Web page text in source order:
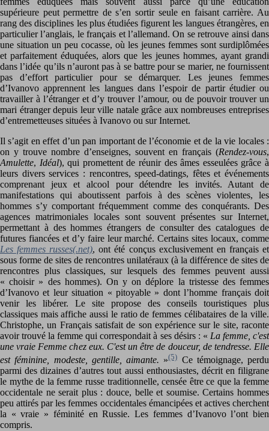
supérieure peut permettre de s’en sortir seule en faisant carrière. Au
rang des disciplines les plus étudiées figurent les langues étrangères, en
particulier l’anglais, le français et l’allemand. On se retrouve ainsi dans
une situation un peu cocasse, où les jeunes femmes sont surdiplômées
et parfaitement éduquées, alors que les jeunes hommes, ayant grandi
dans l’idée qu’ils n’auront pas à se battre pour se marier, ne fournissent
pas d’effort particulier pour se démarquer. Les jeunes femmes
d’Ivanovo apprennent les langues dans l’espoir de partir étudier ou
travailler à l’étranger et d’y trouver l’amour, ou de pouvoir trouver un
mari étranger depuis leur ville natale grâce aux nombreuses entreprises
d’entremetteuses situées à Ivanovo ou sur Internet.
Il s’agit en effet d’un pan important de l’économie et de la vie locales :
on y trouve nombre d’enseignes, souvent en français (Rendez-vous,
Amulette, Idéal), qui promettent de réunir des âmes esseulées grâce à
leurs divers services : rencontres, speed-datings, fêtes et événements
comprenant jeux et alcool pour détendre les invités. Autant de
manifestations qui aboutissent parfois à des scènes violentes, les
hommes s’y comportant fréquemment comme des conquérants. Des
agences matrimoniales locales sont souvent présentes sur Internet,
permettant à des hommes étrangers de consulter des catalogues de
futures fiancées et d’y faire leur marché. Certains sites locaux, comme
Les femmes russes(.net), ont été conçus exclusivement en français et
sous forme de sites de rencontres unilatéraux (à la différence de sites de
rencontres plus classiques, sur lesquels des femmes peuvent aussi
« choisir » des hommes). On y on déplore la tristesse des femmes
d’Ivanovo et leur situation « pitoyable » dont l’homme français doit
venir les libérer. Le site propose des conseils touristiques plus
classiques mais affiche aussi le ratio de femmes célibataires de la ville.
Christophe, un Français satisfait de son expérience sur le site, raconte
avoir trouvé la femme qui correspondait à ses désirs : « La femme, c'est
une vraie Femme chez eux. C'est un être de douceur, de tendresse. Elle
est féminine, modeste, gentille, aimante. »(5)Ce témoignage, perdu
parmi des dizaines d’autres tout aussi enthousiastes, décrit en filigrane
le mythe de la femme russe traditionnelle, censée être ce que la femme
occidentale ne serait plus : douce, belle et soumise. Certains hommes
peu attirés par les femmes occidentales émancipées et actives cherchent
la « vraie » féminité en Russie. Les femmes d’Ivanovo l’ont bien
compris.